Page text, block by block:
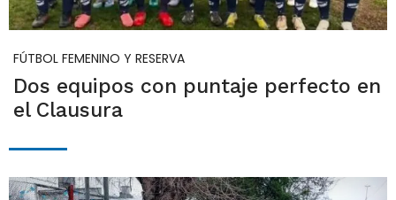
FÚTBOL FEMENINO Y RESERVA
Dos equipos con puntaje perfecto en
el Clausura